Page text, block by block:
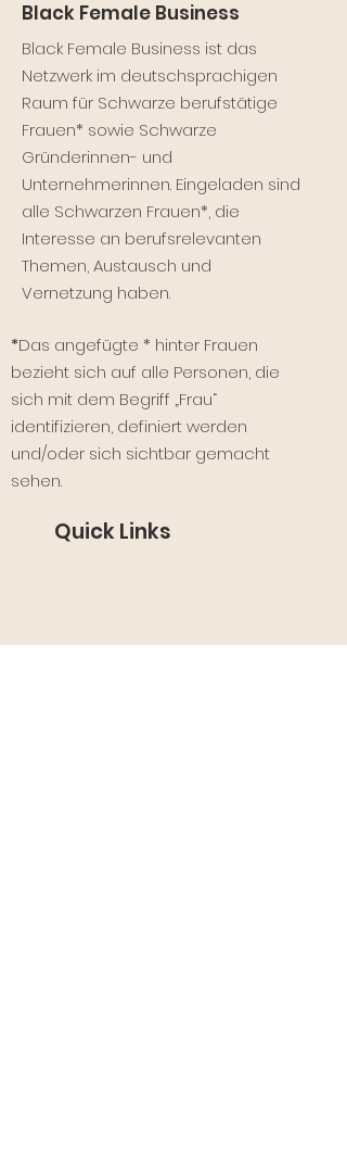
Black Female Business
Black Female Business ist das
Netzwerk im deutschsprachigen
Raum für Schwarze berufstätige
Frauen* sowie Schwarze
Gründerinnen- und
Unternehmerinnen. Eingeladen sind
alle Schwarzen Frauen*, die
Interesse an berufsrelevanten
Themen, Austausch und
Vernetzung haben.
*Das angefügte * hinter Frauen
bezieht sich auf alle Personen, die
sich mit dem Begriff „Frau“
identifizieren, definiert werden
und/oder sich sichtbar gemacht
sehen.
Quick Links